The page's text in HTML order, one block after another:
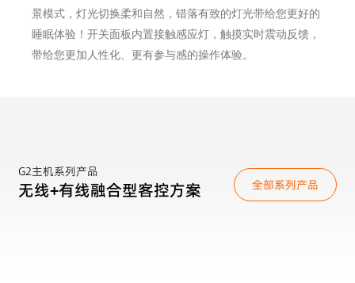
景模式，灯光切换柔和自然，错落有致的灯光带给您更好的
睡眠体验！开关面板内置接触感应灯，触摸实时震动反馈，
带给您更加人性化、更有参与感的操作体验。
G2主机系列产品
无线+有线融合型客控方案 全部系列产品